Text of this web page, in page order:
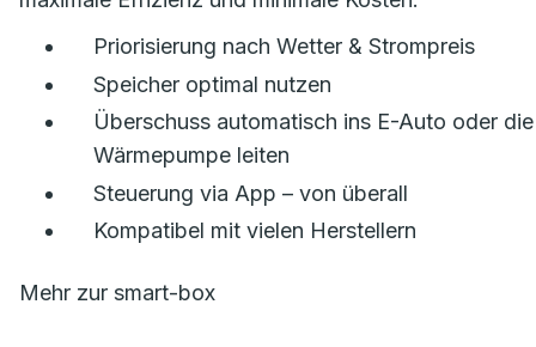
Priorisierung nach Wetter & Strompreis
Speicher optimal nutzen
Überschuss automatisch ins E-Auto oder die
Wärmepumpe leiten
Steuerung via App – von überall
Kompatibel mit vielen Herstellern
Mehr zur smart-box